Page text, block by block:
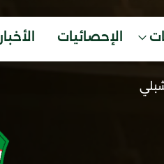
الإحصائيات الأخبار